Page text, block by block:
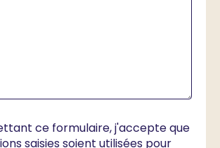
ce formulaire, j'accepte que
saisies soient utilisées pour